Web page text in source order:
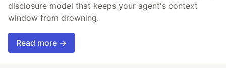
disclosure model that keeps your agent's context
window from drowning.
Read more →